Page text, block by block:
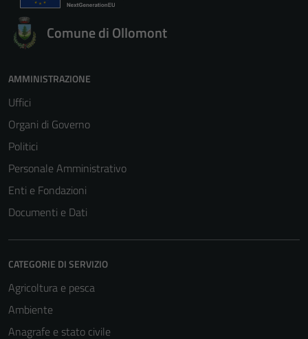
Comune di Ollomont
AMMINISTRAZIONE
Uffici
Organi di Governo
Politici
Personale Amministrativo
Enti e Fondazioni
Documenti e Dati
CATEGORIE DI SERVIZIO
Agricoltura e pesca
Ambiente
Anagrafe e stato civile